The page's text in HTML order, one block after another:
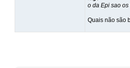
o da Epi sao
Quais não são